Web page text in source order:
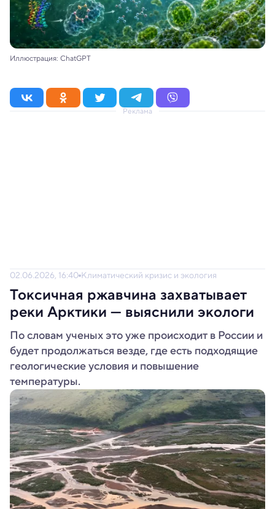
Иллюстрация: ChatGPT
Реклама
02.06.2026, 16:40 Климатический кризис и экология
Токсичная ржавчина захватывает
реки Арктики — выяснили экологи
По словам ученых это уже происходит в России и
будет продолжаться везде, где есть подходящие
геологические условия и повышение
температуры.